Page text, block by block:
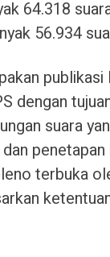
64.318
56.934
dengan
suara
terbuka